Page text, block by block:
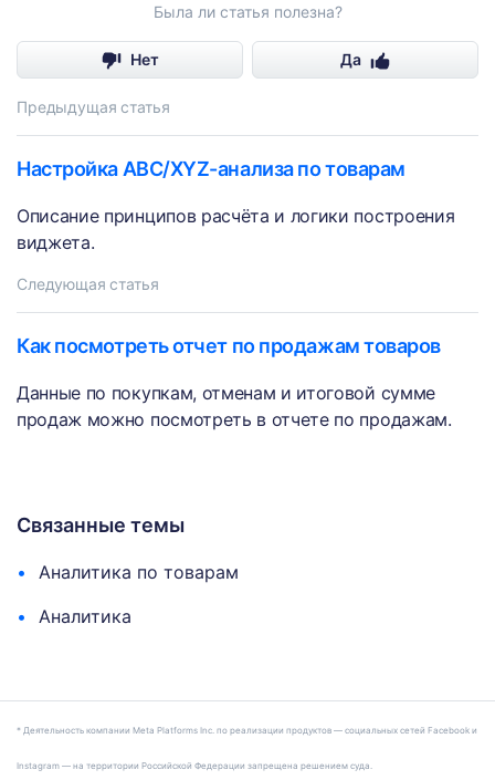
Была ли статья полезна?
Нет Да
Предыдущая статья
Настройка ABC/XYZ-анализа по товарам
Описание принципов расчёта и логики построения
виджета.
Следующая статья
Как посмотреть отчет по продажам товаров
Данные по покупкам, отменам и итоговой сумме
продаж можно посмотреть в отчете по продажам.
Связанные темы
Аналитика по товарам
Аналитика
* Деятельность компании Meta Platforms Inc. по реализации продуктов — социальных сетей Facebook и
Instagram — на территории Российской Федерации запрещена решением суда.